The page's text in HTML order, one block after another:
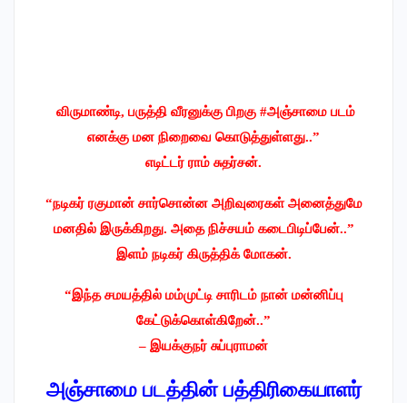
விருமாண்டி, பருத்தி வீரனுக்கு பிறகு #அஞ்சாமை படம்
எனக்கு மன நிறைவை கொடுத்துள்ளது..”
எடிட்டர் ராம் சுதர்சன்.
“நடிகர் ரகுமான் சார்சொன்ன அறிவுரைகள் அனைத்துமே
மனதில் இருக்கிறது. அதை நிச்சயம் கடைபிடிப்பேன்..”
இளம் நடிகர் கிருத்திக் மோகன்.
“இந்த சமயத்தில் மம்முட்டி சாரிடம் நான் மன்னிப்பு
கேட்டுக்கொள்கிறேன்..”
– இயக்குநர் சுப்புராமன்
அஞ்சாமை படத்தின் பத்திரிகையாளர்